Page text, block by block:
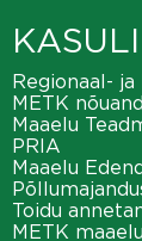
Regionaal-
METK
Maaelu
PRIA
Maaelu
Toidu
METK